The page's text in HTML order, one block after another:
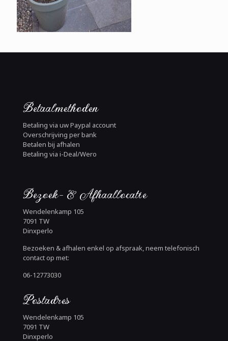
Betaalmethoden
Betaling via uw Paypal account
Overschrijving per bank
Betalen bij afhalen
Betaling via i-Deal/Wero
Bezoek- & Afhaallocatie
Wendelenkamp 105
7091 TW
Dinxperlo
Bezoeken & afhalen enkel op afspraak, neem telefonisch
contact op met:
06-12773030
Postadres
Wendelenkamp 105
7091 TW
Dinxperlo